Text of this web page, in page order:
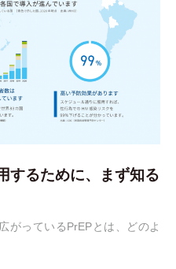
するために、まず知る
がっているPrEPとは、どのよ